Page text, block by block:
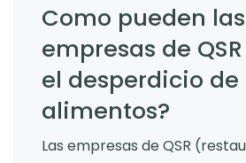
Como pueden las
empresas de
el desperdicio de
alimentos?
Las empresas de QSR